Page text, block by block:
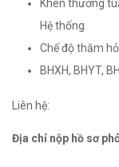
Khen thưởng
Hệ thống
Chế độ thăm
BHXH, BHYT,
Liên hệ:
Địa chỉ nộp hồ sơ